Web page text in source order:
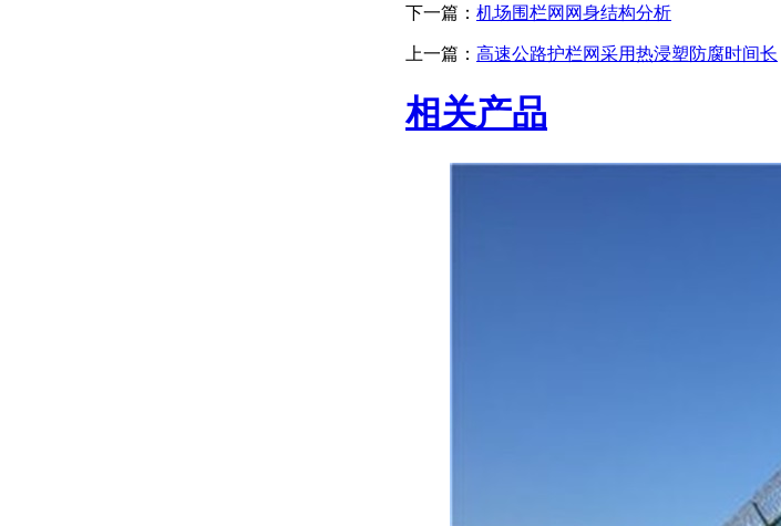
下一篇： 机场围栏网网身结构分析
上一篇： 高速公路护栏网采用热浸塑防腐时间长
相关产品